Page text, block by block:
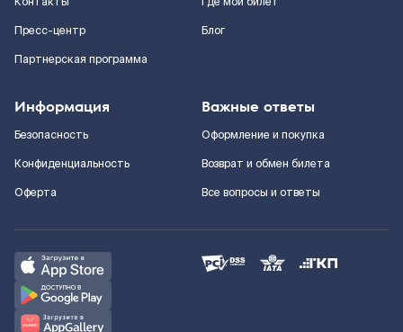
Пресс-центр
Партнерская программа
Блог
Информация
Безопасность
Конфиденциальность
Оферта
Важные ответы
Оформление и покупка
Возврат и обмен билета
Все вопросы и ответы